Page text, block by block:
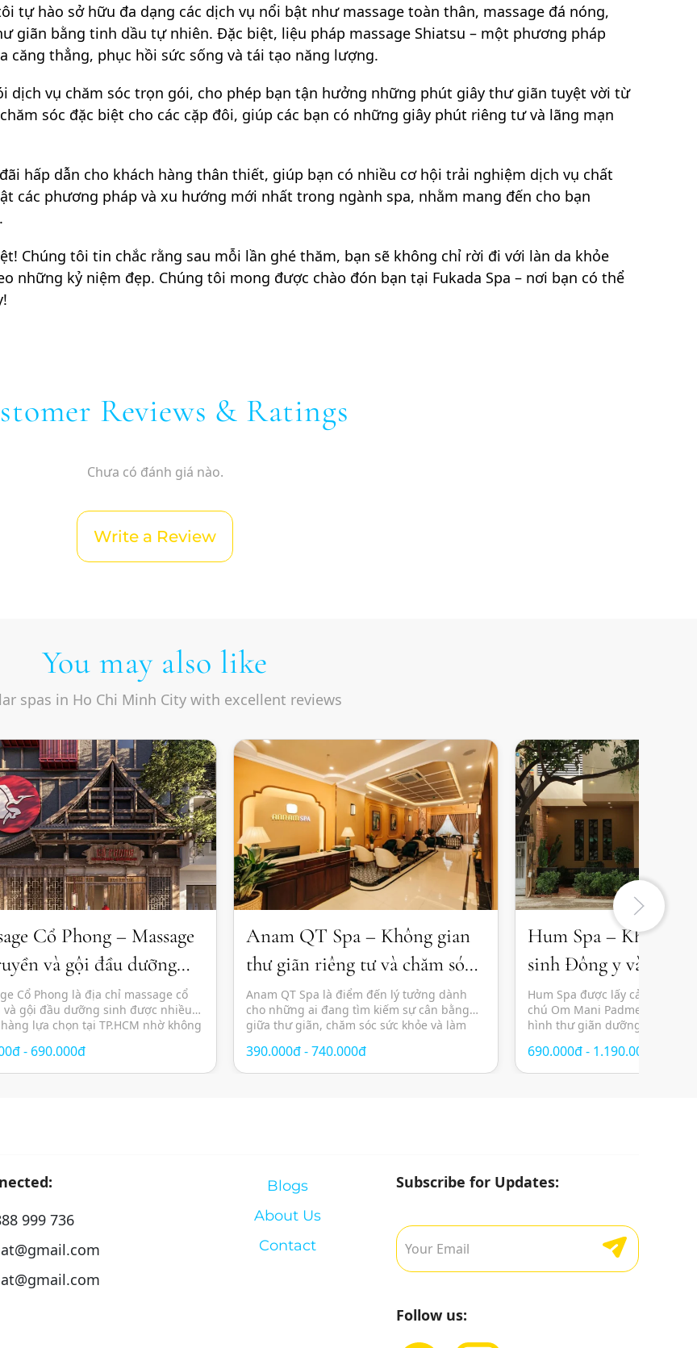
tự hào sở hữu đa dạng các dịch vụ nổi bật như massage toàn thân, massage đá nóng,
giãn bằng tinh dầu tự nhiên. Đặc biệt, liệu pháp massage Shiatsu – một phương pháp
căng thẳng, phục hồi sức sống và tái tạo năng lượng.
dịch vụ chăm sóc trọn gói, cho phép bạn tận hưởng những phút giây thư giãn tuyệt vời từ
sóc đặc biệt cho các cặp đôi, giúp các bạn có những giây phút riêng tư và lãng mạn
hấp dẫn cho khách hàng thân thiết, giúp bạn có nhiều cơ hội trải nghiệm dịch vụ chất
các phương pháp và xu hướng mới nhất trong ngành spa, nhằm mang đến cho bạn
Chúng tôi tin chắc rằng sau mỗi lần ghé thăm, bạn sẽ không chỉ rời đi với làn da khỏe
những kỷ niệm đẹp. Chúng tôi mong được chào đón bạn tại Fukada Spa – nơi bạn có thể
Reviews & Ratings
Chưa có đánh giá nào.
Write a Review
You may also like
spas in Ho Chi Minh City with excellent reviews
Cổ Phong – Massage
và gội đầu dưỡng
giãn
Cổ Phong là địa chỉ massage cổ
và gội đầu dưỡng sinh được nhiều
lựa chọn tại TP.HCM nhờ không
sức khỏe theo phương pháp
Spa mang đến trải nghiệm
- 690.000đ
Anam QT Spa – Không gian
thư giãn riêng tư và chăm sóc
sức khỏe toàn diện
Anam QT Spa là điểm đến lý tưởng dành
cho những ai đang tìm kiếm sự cân bằng
giữa thư giãn, chăm sóc sức khỏe và làm
thành phố. Với triết lý chăm sóc cá nhân
hóa, spa mang đến đa dạng dịch vụ từ
390.000đ - 740.000đ
Hum Spa – Không
sinh Đông y và thư
tĩnh
Hum Spa được lấy cảm hứng
chú Om Mani Padme Hum,
hình thư giãn dưỡng sinh
– tâm – trí giữa nhịp sống
lực. Không chỉ đơn thuần là
690.000đ - 1.190.000đ
999 736
Blogs
About Us
Contact
Subscribe for Updates:
Follow us: